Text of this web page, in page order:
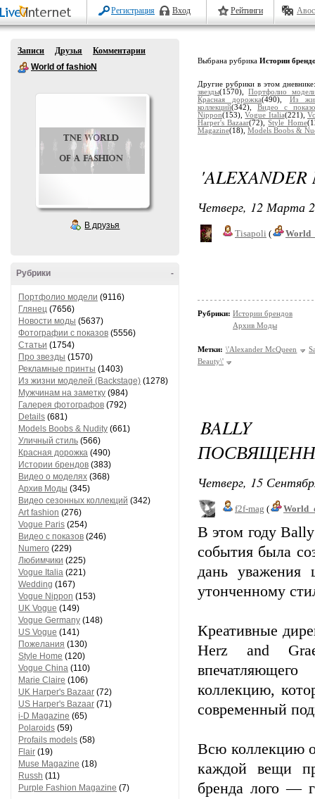
Регистрация Вход Рейтинги
Записи Друзья
Комментарии
World of fashioN
В друзья
-
Рубрики
Портфолио модели (9116)
Глянец (7656)
Новости моды (5637)
Фотографии с показов (5556)
Статьи (1754)
Про звезды (1570)
Рекламные принты (1403)
Из жизни моделей (Backstage) (1278)
Мужчинам на заметку (984)
Галерея фотографов (792)
Details (681)
Models Boobs & Nudity (661)
Уличный стиль (566)
Красная дорожка (490)
Истории брендов (383)
Видео о моделях (368)
Архив Моды (345)
Видео сезонных коллекций (342)
Art fashion (276)
Vogue Paris (254)
Видео с показов (246)
Numero (229)
Любимчики (225)
Vogue Italia (221)
Wedding (167)
Vogue Nippon (153)
UK Vogue (149)
Vogue Germany (148)
US Vogue (141)
Пожелания (130)
Style Home (120)
Vogue China (110)
Marie Claire (106)
UK Harper's Bazaar (72)
US Harper's Bazaar (71)
i-D Magazine (65)
Polaroids (59)
Profails models (58)
Flair (19)
Muse Magazine (18)
Russh (11)
Purple Fashion Magazine (7)
Выбрана рубрика Истории
Другие рубрики в этом
звезды(1570),Портфолио
Красная дорожка(490), Из
коллекций(342),Видео с
Nippon(153),Vogue Italia(221),
Harper's Bazaar(72),Style Home
Magazine(18), Models Boobs &
'ALEXANDER
Четверг, 12 Марта
Tisapoli (
Рубрики: Истории брендов
Архив Моды
Метки: \'Alexander McQueen
Beauty\'
BALLY
Четверг, 15
f2f-mag (
В этом году Bally
события была
дань уважения
утонченному
Креативные
Herz and
коллекцию,
современный
Всю коллекцию
каждой вещи
бренда лого —